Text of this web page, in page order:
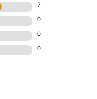
7
0
0
0